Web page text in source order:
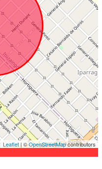
Leaflet| ©OpenStreetMapcontributors